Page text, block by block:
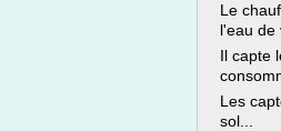
Le
l'eau de
Il capte
Les
sol...